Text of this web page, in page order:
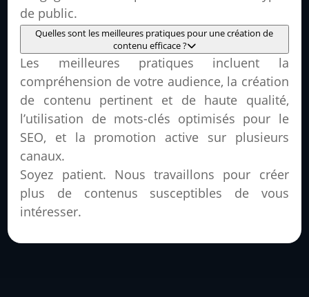
de public.
Quelles sont les meilleures pratiques pour une création de
contenu efficace ?
Les meilleures pratiques incluent la
compréhension de votre audience, la création
de contenu pertinent et de haute qualité,
l’utilisation de mots-clés optimisés pour le
SEO, et la promotion active sur plusieurs
canaux.
Soyez patient. Nous travaillons pour créer
plus de contenus susceptibles de vous
intéresser.